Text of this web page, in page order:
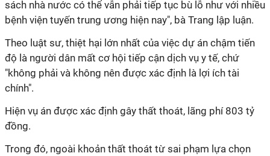
sách nhà nước có thể vẫn phải tiếp tục bù lỗ như với nhiều
bệnh viện tuyến trung ương hiện nay", bà Trang lập luận.
Theo luật sư, thiệt hại lớn nhất của việc dự án chậm tiến
độ là người dân mất cơ hội tiếp cận dịch vụ y tế, chứ
"không phải và không nên được xác định là lợi ích tài
chính".
Hiện vụ án được xác định gây thất thoát, lãng phí 803 tỷ
đồng.
Trong đó, ngoài khoản thất thoát từ sai phạm lựa chọn